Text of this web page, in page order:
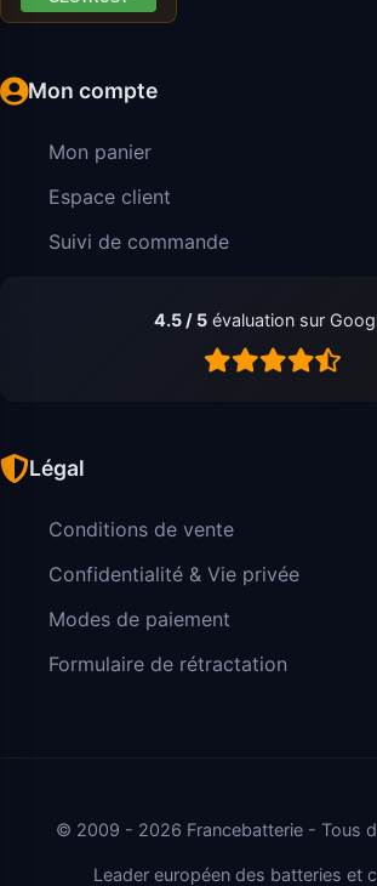
Mon compte
Mon panier
Espace client
Suivi de commande
4.5 / 5 évaluation sur
Légal
Conditions de vente
Confidentialité & Vie privée
Modes de paiement
Formulaire de rétractation
© 2009 - 2026 Francebatterie - Tous
Leader européen des batteries et